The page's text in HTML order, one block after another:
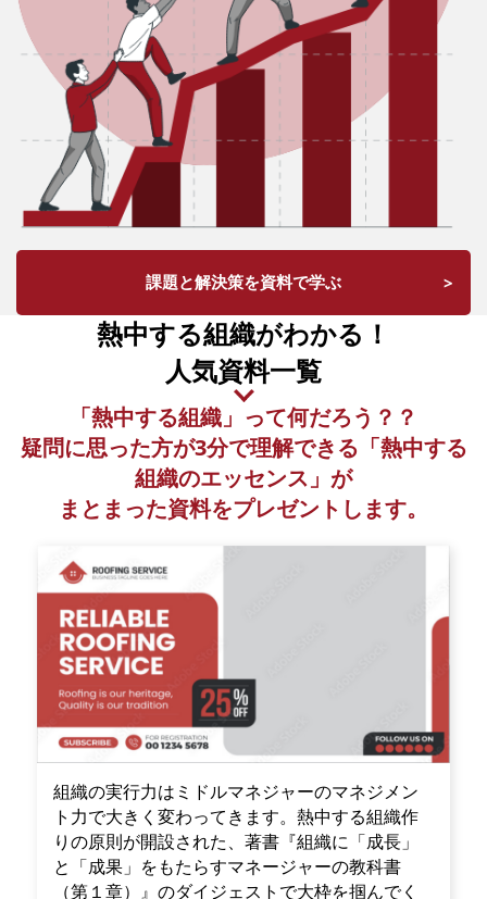
課題と解決策を資料で学ぶ
熱中する組織がわかる！
人気資料一覧
「熱中する組織」って何だろう？？
疑問に思った方が3分で理解できる「熱中する
組織のエッセンス」が
まとまった資料をプレゼントします。
組織の実行力はミドルマネジャーのマネジメン
ト力で大きく変わってきます。熱中する組織作
りの原則が開設された、著書『組織に「成長」
と「成果」をもたらすマネージャーの教科書
（第１章）』のダイジェストで大枠を掴んでく